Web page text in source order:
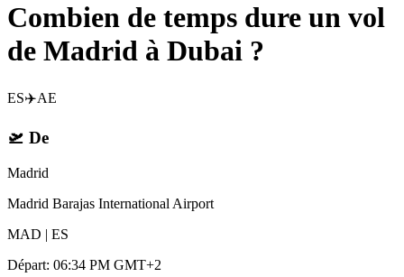
Combien de temps dure un vol
de Madrid à Dubai ?
ES✈️AE
🛫 De
Madrid
Madrid Barajas International Airport
MAD | ES
Départ: 06:34 PM GMT+2